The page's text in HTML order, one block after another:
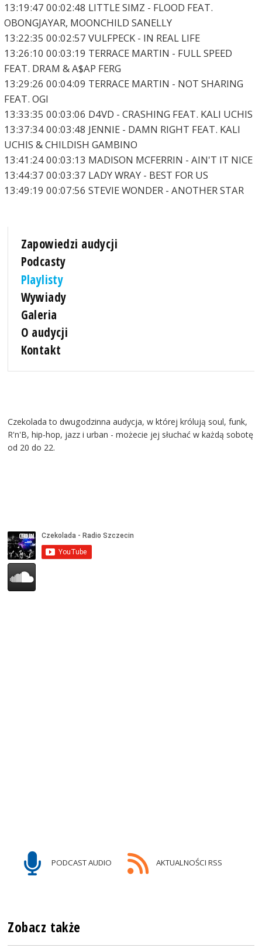
13:19:47 00:02:48 LITTLE SIMZ - FLOOD FEAT.
OBONGJAYAR, MOONCHILD SANELLY
13:22:35 00:02:57 VULFPECK - IN REAL LIFE
13:26:10 00:03:19 TERRACE MARTIN - FULL SPEED
FEAT. DRAM & A$AP FERG
13:29:26 00:04:09 TERRACE MARTIN - NOT SHARING
FEAT. OGI
13:33:35 00:03:06 D4VD - CRASHING FEAT. KALI UCHIS
13:37:34 00:03:48 JENNIE - DAMN RIGHT FEAT. KALI
UCHIS & CHILDISH GAMBINO
13:41:24 00:03:13 MADISON MCFERRIN - AIN'T IT NICE
13:44:37 00:03:37 LADY WRAY - BEST FOR US
13:49:19 00:07:56 STEVIE WONDER - ANOTHER STAR
Zapowiedzi audycji
Podcasty
Playlisty
Wywiady
Galeria
O audycji
Kontakt
Czekolada to dwugodzinna audycja, w której królują soul, funk,
R'n'B, hip-hop, jazz i urban - możecie jej słuchać w każdą sobotę
od 20 do 22.
PODCAST AUDIO AKTUALNOŚCI RSS
Zobacz także